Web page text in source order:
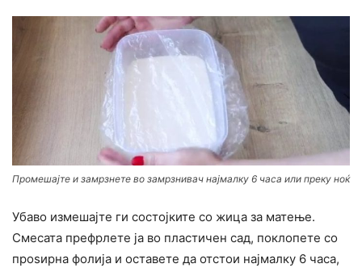
Промешајте и замрзнете во замрзнивач најмалку 6 часа или преку ноќ
Убаво измешајте ги состојките со жица за матење.
Смесата префрлете ја во пластичен сад, поклопете со
проѕирна фолија и оставете да отстои најмалку 6 часа,